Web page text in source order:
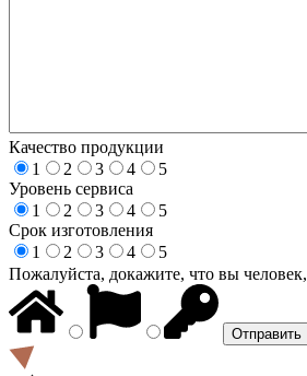
Качество продукции
1
2 3 4
5
Уровень сервиса
1
2 3 4
5
Срок изготовления
1
2 3 4
5
Пожалуйста, докажите, что вы